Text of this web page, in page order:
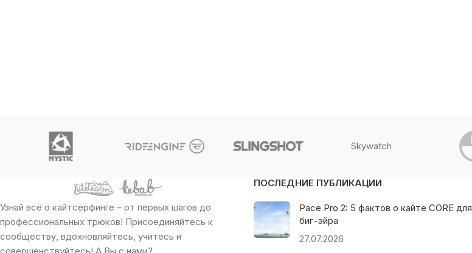
Skywatch
Узнай всё о кайтсерфинге – от первых шагов до
профессиональных трюков! Присоединяйтесь к
сообществу, вдохновляйтесь, учитесь и
ПОСЛЕДНИЕ ПУБЛИКАЦИИ
Pace Pro 2: 5 фактов о кайте CORE для
биг-эйра
27.07.2026